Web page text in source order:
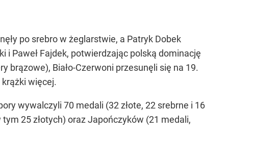
po srebro w żeglarstwie, a Patryk Dobek
i Paweł Fajdek, potwierdzając polską dominację
brązowe), Biało-Czerwoni przesunęli się na 19.
więcej.
wywalczyli 70 medali (32 złote, 22 srebrne i 16
25 złotych) oraz Japończyków (21 medali,